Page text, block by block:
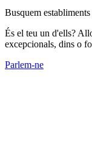
Busquem
És el teu un d'ells?
excepcionals, dins o
Parlem-ne